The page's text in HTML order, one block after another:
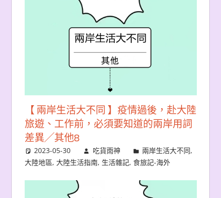
【 兩岸生活大不同 】疫情過後，赴大陸
旅遊、工作前，必須要知道的兩岸用詞
差異╱其他8
2023-05-30 吃貨雨神 兩岸生活大不同,
大陸地區, 大陸生活指南, 生活雜記, 食旅記-海外